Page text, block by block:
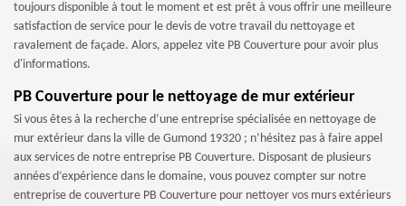
toujours disponible à tout le moment et est prêt à vous offrir une meilleure
satisfaction de service pour le devis de votre travail du nettoyage et
ravalement de façade. Alors, appelez vite PB Couverture pour avoir plus
d'informations.
PB Couverture pour le nettoyage de mur extérieur
Si vous êtes à la recherche d’une entreprise spécialisée en nettoyage de
mur extérieur dans la ville de Gumond 19320 ; n’hésitez pas à faire appel
aux services de notre entreprise PB Couverture. Disposant de plusieurs
années d’expérience dans le domaine, vous pouvez compter sur notre
entreprise de couverture PB Couverture pour nettoyer vos murs extérieurs